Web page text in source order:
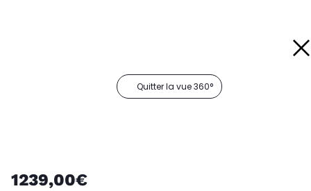
Quitter la vue 360°
1239,00€